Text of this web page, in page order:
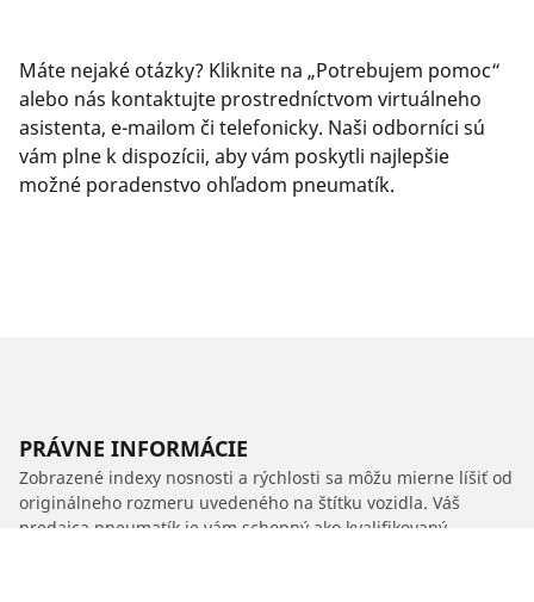
Máte nejaké otázky? Kliknite na „Potrebujem pomoc“
alebo nás kontaktujte prostredníctvom virtuálneho
asistenta, e-mailom či telefonicky. Naši odborníci sú
vám plne k dispozícii, aby vám poskytli najlepšie
možné poradenstvo ohľadom pneumatík.
PRÁVNE INFORMÁCIE
Zobrazené indexy nosnosti a rýchlosti sa môžu mierne líšiť od
originálneho rozmeru uvedeného na štítku vozidla. Váš
predajca pneumatík je vám schopný ako kvalifikovaný